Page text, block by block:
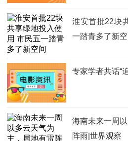
淮安首批22块
一踏青多了新
专家学者共话“
海南未来一周
阵雨|世界观察